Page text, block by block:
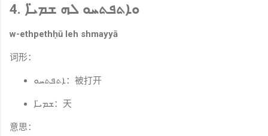
4. ܘܐܬܦܬܚܘ ܠܗ ܫܡܝ̈ܐ
w-ethpethḥū leh shmayyā
词形：
ܐܬܦܬܚܘ：被打开
ܫܡܝ̈ܐ：天
意思：